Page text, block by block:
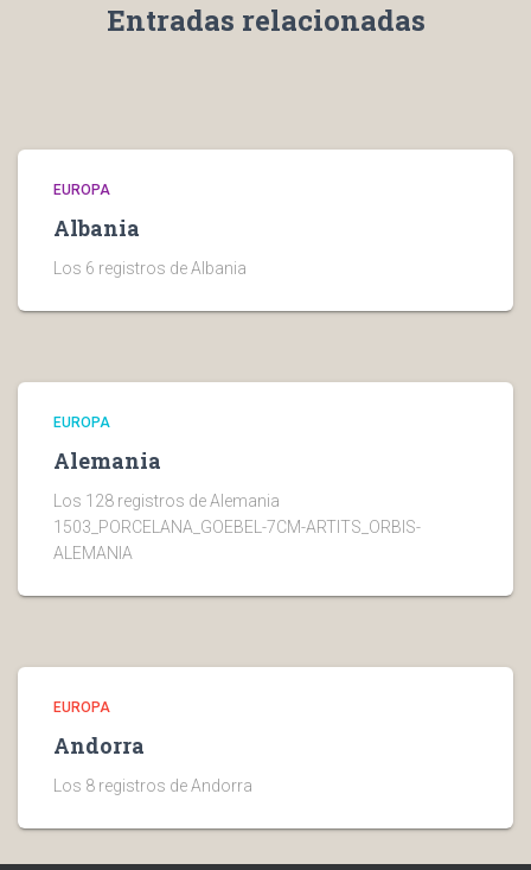
Entradas relacionadas
EUROPA
Albania
Los 6 registros de Albania
EUROPA
Alemania
Los 128 registros de Alemania
1503_PORCELANA_GOEBEL-7CM-ARTITS_ORBIS-
ALEMANIA
EUROPA
Andorra
Los 8 registros de Andorra